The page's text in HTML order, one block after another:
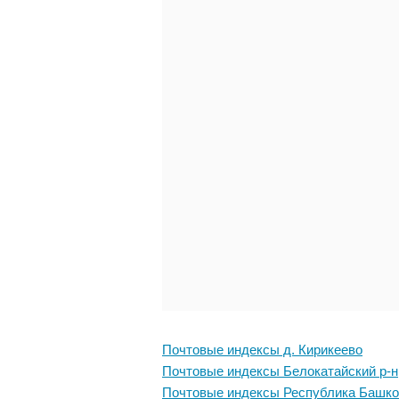
Почтовые индексы д. Кирикеево
Почтовые индексы Белокатайский р-н
Почтовые индексы Республика